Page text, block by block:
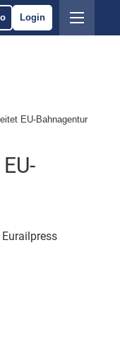
Login
EU-Bahnagentur
Eurailpress